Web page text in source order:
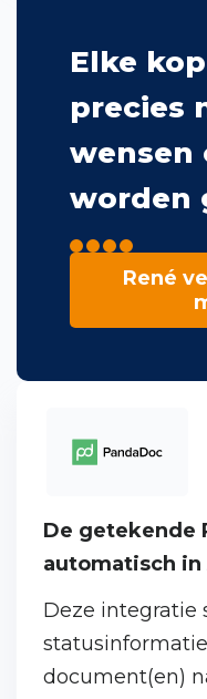
Elke
precies
wensen
worden
René
De getekende
automatisch
Deze integratie
document(en)